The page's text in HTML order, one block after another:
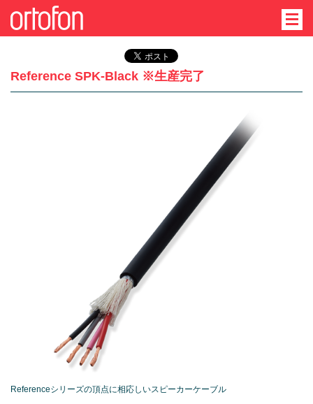
Reference SPK-Black ※生産完了
Referenceシリーズの頂点に相応しいスピーカーケーブル